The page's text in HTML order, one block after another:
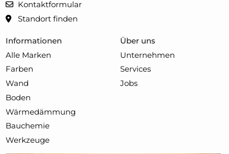
Informationen
Alle Marken
Farben
Wand
Boden
Wärmedämmung
Bauchemie
Werkzeuge
Über uns
Unternehmen
Services
Jobs
Kontaktformular
Standort finden